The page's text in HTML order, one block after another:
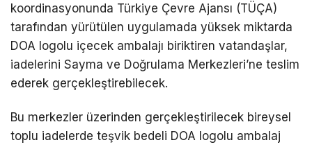
koordinasyonunda Türkiye Çevre Ajansı (TÜÇA)
tarafından yürütülen uygulamada yüksek miktarda
DOA logolu içecek ambalajı biriktiren vatandaşlar,
iadelerini Sayma ve Doğrulama Merkezleri’ne teslim
ederek gerçekleştirebilecek.
Bu merkezler üzerinden gerçekleştirilecek bireysel
toplu iadelerde teşvik bedeli DOA logolu ambalaj